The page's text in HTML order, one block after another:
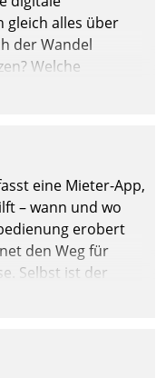
gleich alles über
der Wandel
Welche
eine Mieter-App,
– wann und wo
erobert
den Weg für
Selbst ist der